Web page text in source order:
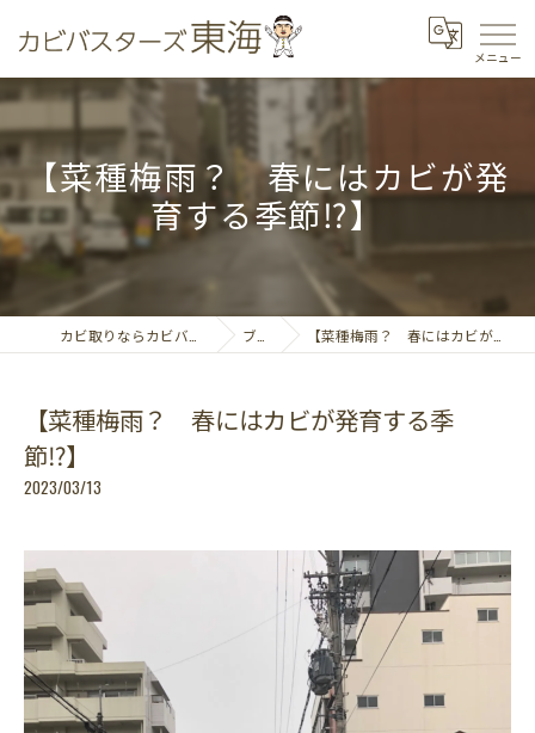
【菜種梅雨？ 春にはカビが発
育する季節⁉️】
ブログ 【菜種梅雨？ 春にはカビが発育する季節⁉️】
【菜種梅雨？ 春にはカビが発育する季
節⁉️】
2023/03/13